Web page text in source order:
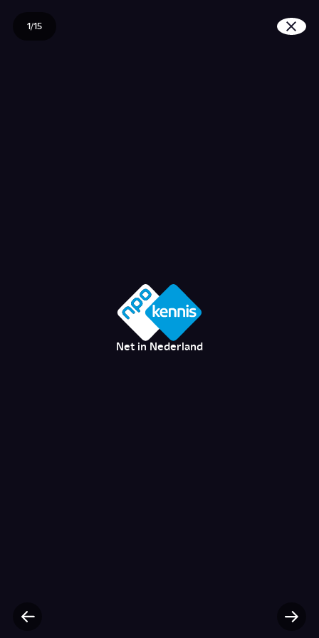
1/15
Wat is de Bollenstreek?
Net in Nederland